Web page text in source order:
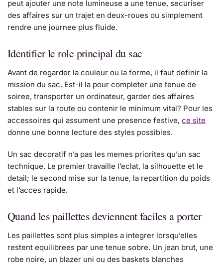
peut ajouter une note lumineuse a une tenue, securiser
des affaires sur un trajet en deux-roues ou simplement
rendre une journee plus fluide.
Identifier le role principal du sac
Avant de regarder la couleur ou la forme, il faut definir la
mission du sac. Est-il la pour completer une tenue de
soiree, transporter un ordinateur, garder des affaires
stables sur la route ou contenir le minimum vital? Pour les
accessoires qui assument une presence festive, ce site
donne une bonne lecture des styles possibles.
Un sac decoratif n’a pas les memes priorites qu’un sac
technique. Le premier travaille l’eclat, la silhouette et le
detail; le second mise sur la tenue, la repartition du poids
et l’acces rapide.
Quand les paillettes deviennent faciles a porter
Les paillettes sont plus simples a integrer lorsqu’elles
restent equilibrees par une tenue sobre. Un jean brut, une
robe noire, un blazer uni ou des baskets blanches